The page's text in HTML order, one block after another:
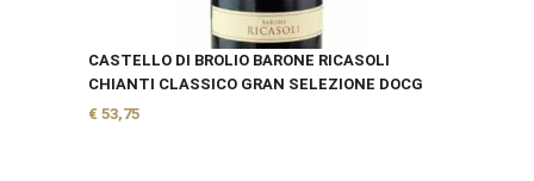
CASTELLO DI BROLIO BARONE RICASOLI
CHIANTI CLASSICO GRAN SELEZIONE DOCG
€ 53,75